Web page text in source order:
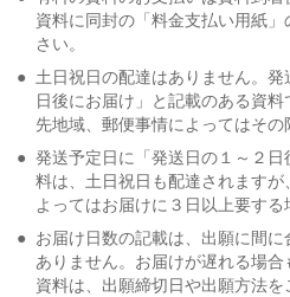
資料に同封の「料金支払い用紙
さい。
● 土日祝日の配達はありません。
日後にお届け」と記載のある資
先地域、郵便事情によってはその
● 発送予定日に「発送日の１～２
料は、土日祝日も配達されます
よってはお届けに３日以上要する
● お届け日数の記載は、出願に間
ありません。お届けが遅れる場
資料は、出願締切日や出願方法